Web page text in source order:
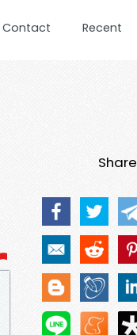
Contact Recent
Share